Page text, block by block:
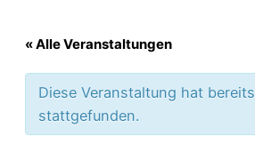
« Alle Veranstaltungen
Diese Veranstaltung hat bereits
stattgefunden.